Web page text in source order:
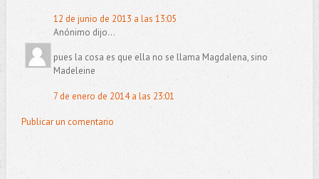
12 de junio de 2013 a las 13:05
Anónimo dijo...
pues la cosa es que ella no se llama Magdalena, sino
Madeleine
7 de enero de 2014 a las 23:01
Publicar un comentario